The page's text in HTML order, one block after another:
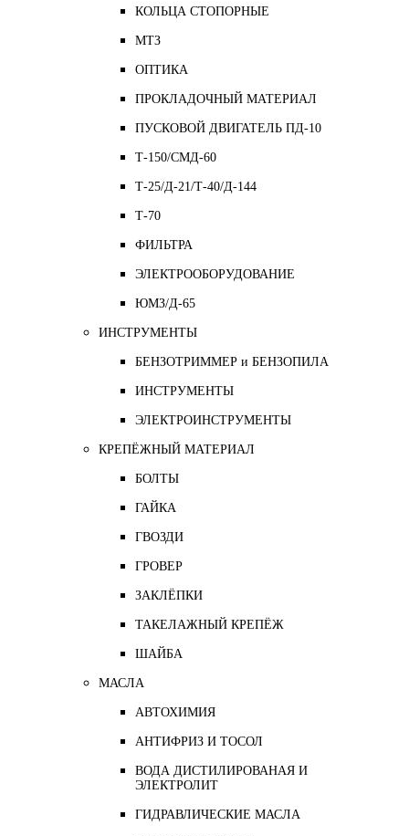
КОЛЬЦА СТОПОРНЫЕ
МТЗ
ОПТИКА
ПРОКЛАДОЧНЫЙ МАТЕРИАЛ
ПУСКОВОЙ ДВИГАТЕЛЬ ПД-10
Т-150/СМД-60
Т-25/Д-21/Т-40/Д-144
Т-70
ФИЛЬТРА
ЭЛЕКТРООБОРУДОВАНИЕ
ЮМЗ/Д-65
ИНСТРУМЕНТЫ
БЕНЗОТРИММЕР и БЕНЗОПИЛА
ИНСТРУМЕНТЫ
ЭЛЕКТРОИНСТРУМЕНТЫ
КРЕПЁЖНЫЙ МАТЕРИАЛ
БОЛТЫ
ГАЙКА
ГВОЗДИ
ГРОВЕР
ЗАКЛЁПКИ
ТАКЕЛАЖНЫЙ КРЕПЁЖ
ШАЙБА
МАСЛА
АВТОХИМИЯ
АНТИФРИЗ И ТОСОЛ
ВОДА ДИСТИЛИРОВАНАЯ И
ЭЛЕКТРОЛИТ
ГИДРАВЛИЧЕСКИЕ МАСЛА